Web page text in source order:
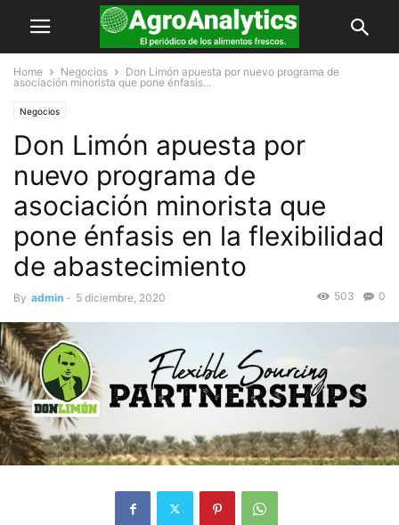
Home Negocios
Don Limón apuesta por nuevo programa de
asociación minorista que pone énfasis...
Negocios
Don Limón apuesta por
nuevo programa de
asociación minorista que
pone énfasis en la flexibilidad
de abastecimiento
By admin - 5 diciembre, 2020 0
503